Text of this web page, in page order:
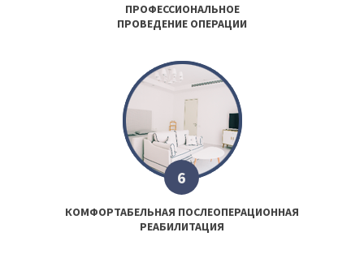
ПРОФЕССИОНАЛЬНОЕ
ПРОВЕДЕНИЕ ОПЕРАЦИИ
6
КОМФОРТАБЕЛЬНАЯ ПОСЛЕОПЕРАЦИОННАЯ
РЕАБИЛИТАЦИЯ